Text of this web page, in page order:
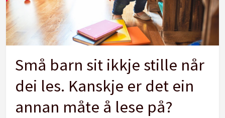
Små barn sit ikkje stille når
dei les. Kanskje er det ein
annan måte å lese på?